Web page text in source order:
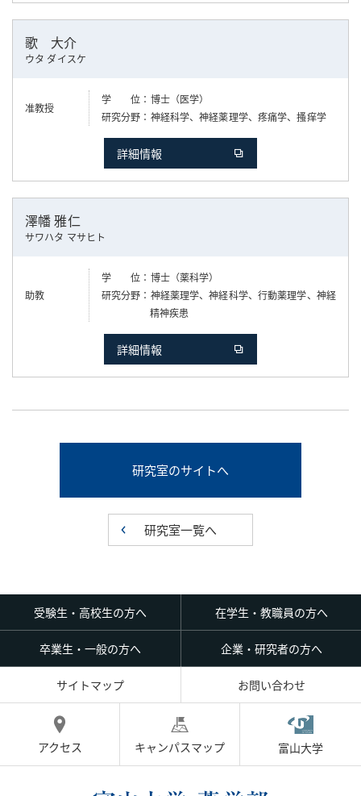
歌 大介
ウタ ダイスケ
准教授
学 位
博士（医学）
研究分野
神経科学、神経薬理学、疼痛学、搔痒学
詳細情報
澤幡 雅仁
サワハタ マサヒト
助教
学 位
博士（薬科学）
研究分野
神経薬理学、神経科学、行動薬理学、神経
精神疾患
詳細情報
研究室のサイトへ
研究室一覧へ
受験生・高校生の方へ 在学生・教職員の方へ
卒業生・一般の方へ 企業・研究者の方へ
サイトマップ お問い合わせ
アクセス キャンパスマップ 富山大学